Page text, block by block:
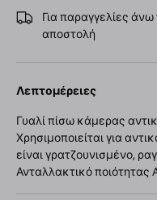
Για παραγγελίες
αποστολή
Λεπτομέρειες
Γυαλί πίσω κάμερας
Χρησιμοποιείται για
είναι γρατζουνισμένο,
Ανταλλακτικό ποιότητας